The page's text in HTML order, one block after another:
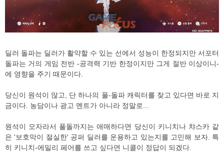
딜러 돌파는 딜러가 활약할 수 있는 선에서 성능이 한정되지만 서포터
돌파는 거의 게임 전반 -공격력 기반 한정이지만 그게 절반 이상이니-
에 영향을 주기 때문이다.
당신이 원석이 많고, 단 하나의 풀-돌파 캐릭터를 찾고 있다면 바로 지
금이다. 농담이나 광고 멘트가 아니라 정말로...
원석이 모자라서 풀돌까지는 애매하다면 당신이 키니치나 챠스카 같
은 '보호막이 절실한' 공퍼 딜러를 운용하고 있는지를 고민해 보자. 특
히 키니치-에밀리 페어를 쓰고 싶다면 니콜이 정답이 되겠다.